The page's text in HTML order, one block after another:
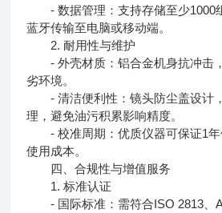
- 数据管理：支持存储至少1000
蓝牙传输至电脑或移动端。
2. 耐用性与维护
- 外壳材质：铝合金机身抗冲击
劣环境。
- 清洁便利性：镜头防尘盖设计
理，避免油污积累影响精度。
- 校准周期：优质仪器可保证1年
使用成本。
四、合规性与增值服务
1. 标准认证
- 国际标准：需符合ISO 2813、